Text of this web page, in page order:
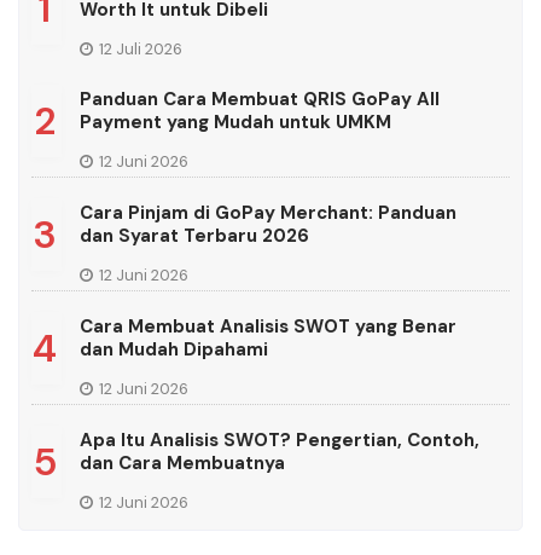
Worth It untuk Dibeli
12 Juli 2026
2
Panduan Cara Membuat QRIS GoPay All
Payment yang Mudah untuk UMKM
12 Juni 2026
3
Cara Pinjam di GoPay Merchant: Panduan
dan Syarat Terbaru 2026
12 Juni 2026
4
Cara Membuat Analisis SWOT yang Benar
dan Mudah Dipahami
12 Juni 2026
5
Apa Itu Analisis SWOT? Pengertian, Contoh,
dan Cara Membuatnya
12 Juni 2026